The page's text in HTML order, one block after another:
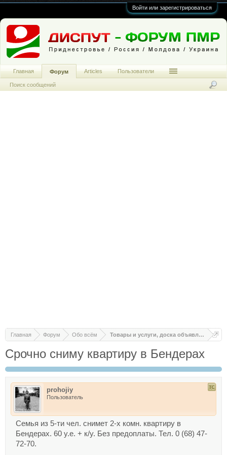
Войти или зарегистрироваться
Главная Форум Обо всём Товары и услуги, доска объявлений
Срочно сниму квартиру в Бендерах
prohojiy
Пользователь
Семья из 5-ти чел. снимет 2-х комн. квартиру в
Бендерах. 60 у.е. + к/у. Без предоплаты. Тел. 0 (68) 47-
72-70.
Главная Форум
Поиск сообщений
Articles Пользователи